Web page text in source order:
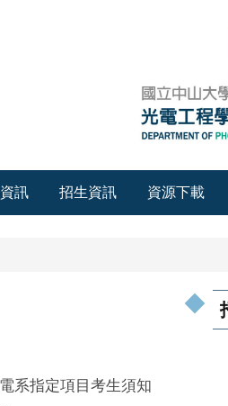
訊 招生資訊 資源下載
系指定項目考生須知